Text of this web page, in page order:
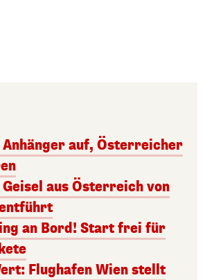
auf, Österreicher
aus Österreich von
an Bord! Start frei für
Flughafen Wien stellt